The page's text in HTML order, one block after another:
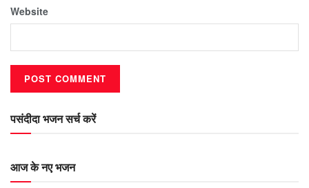
Website
पसंदीदा भजन सर्च करें
आज के नए भजन